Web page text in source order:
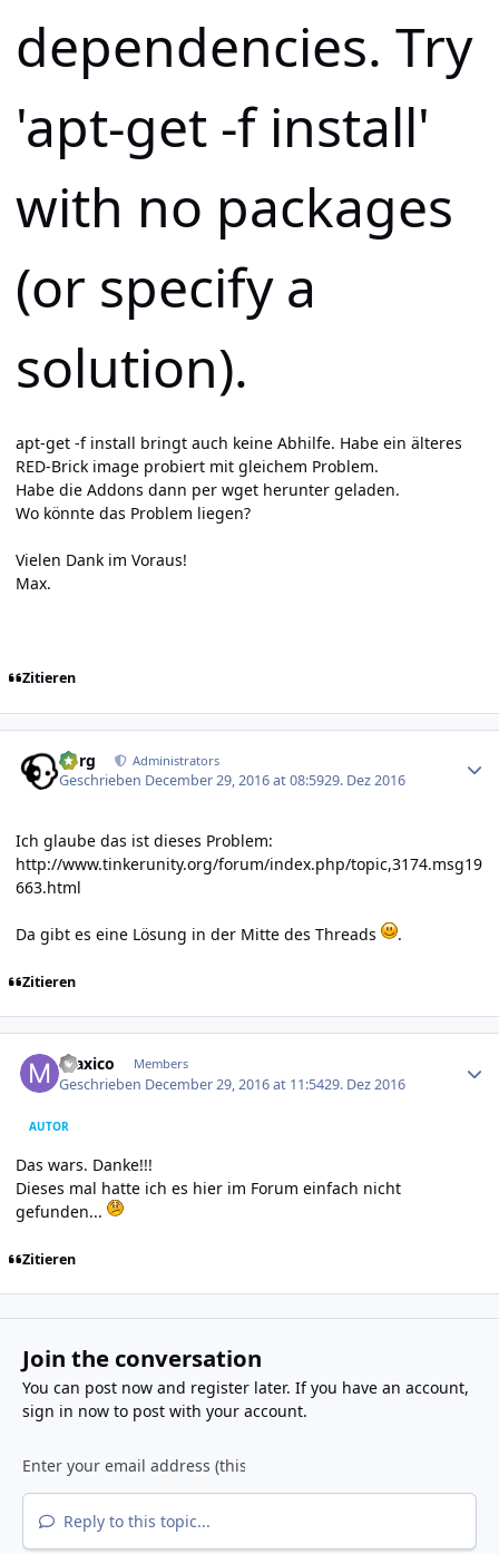
dependencies. Try
'apt-get -f install'
with no packages
(or specify a
solution).
apt-get -f install bringt auch keine Abhilfe. Habe ein älteres
RED-Brick image probiert mit gleichem Problem.
Habe die Addons dann per wget herunter geladen.
Wo könnte das Problem liegen?
Vielen Dank im Voraus!
Max.
Zitieren
borg Administrators
Geschrieben December 29, 2016 at 08:5929. Dez 2016
Ich glaube das ist dieses Problem:
http://www.tinkerunity.org/forum/index.php/topic,3174.msg19
663.html
Da gibt es eine Lösung in der Mitte des Threads .
Zitieren
maxico Members
Geschrieben December 29, 2016 at 11:5429. Dez 2016
AUTOR
Das wars. Danke!!!
Dieses mal hatte ich es hier im Forum einfach nicht
gefunden...
Zitieren
Join the conversation
You can post now and register later. If you have an account,
sign in nowto post with your account.
Reply to this topic...